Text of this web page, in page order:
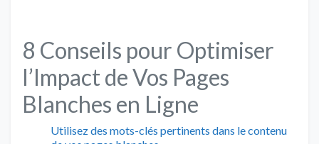
8 Conseils pour Optimiser
l’Impact de Vos Pages
Blanches en Ligne
Utilisez des mots-clés pertinents dans le contenu